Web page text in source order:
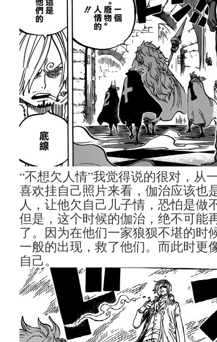
“不想欠人情”我觉得说的很对，从
喜欢挂自己照片来看，伽治应该也
人，让他欠自己儿子情，恐怕是做
但是，这个时候的伽治，绝不可能
了。因为在他们一家狼狈不堪的时
一般的出现，救了他们。而此时更
自己。